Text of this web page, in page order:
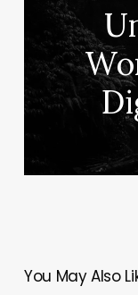
You May Also